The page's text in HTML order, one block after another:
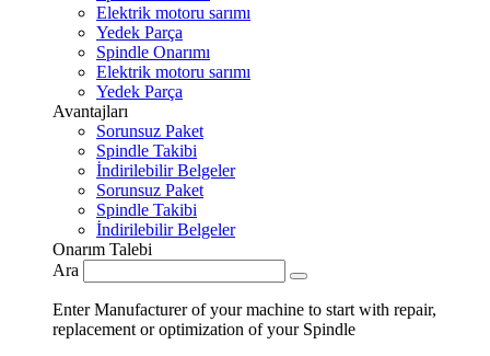
Elektrik motoru sarımı
Yedek Parça
Spindle Onarımı
Elektrik motoru sarımı
Yedek Parça
Avantajları
Sorunsuz Paket
Spindle Takibi
İndirilebilir Belgeler
Sorunsuz Paket
Spindle Takibi
İndirilebilir Belgeler
Onarım Talebi
Ara
Enter Manufacturer of your machine to start with repair,
replacement or optimization of your Spindle